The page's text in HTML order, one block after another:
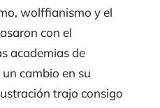
wolffianismo y el
con el
academias de
cambio en su
trajo consigo